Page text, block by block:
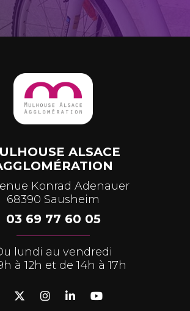
ALSACE
Konrad Adenauer
68390 Sausheim
03 69 77 60 05
lundi au vendredi
à 12h et de 14h à 17h